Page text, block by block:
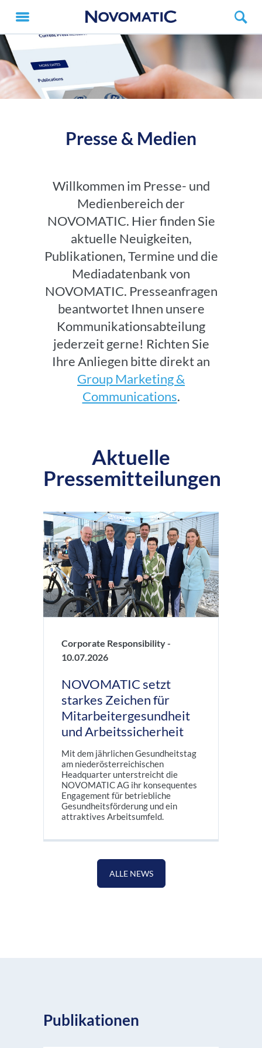
Presse & Medien
Willkommen im Presse- und
Medienbereich der
NOVOMATIC. Hier finden Sie
aktuelle Neuigkeiten,
Publikationen, Termine und die
Mediadatenbank von
NOVOMATIC. Presseanfragen
beantwortet Ihnen unsere
Kommunikationsabteilung
jederzeit gerne! Richten Sie
Ihre Anliegen bitte direkt an
Group Marketing &
Communications.
Aktuelle
Pressemitteilungen
Corporate Responsibility -
10.07.2026
NOVOMATIC setzt
starkes Zeichen für
Mitarbeitergesundheit
und Arbeitssicherheit
Mit dem jährlichen Gesundheitstag
am niederösterreichischen
Headquarter unterstreicht die
NOVOMATIC AG ihr konsequentes
Engagement für betriebliche
Gesundheitsförderung und ein
attraktives Arbeitsumfeld.
ALLE NEWS
Publikationen